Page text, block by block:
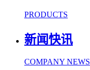
PRODUCTS
新闻快讯
COMPANY NEWS